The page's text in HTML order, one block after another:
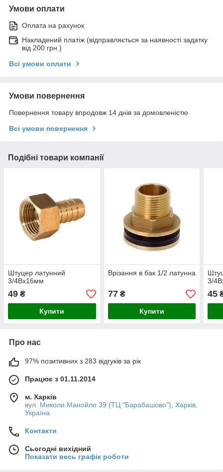
Умови оплати
Оплата на рахунок
Накладений платіж (відправляється за наявності задатку
від 200 грн.)
Всі умови оплати
Умови повернення
Повернення товару впродовж 14 днів за домовленістю
Всі умови повернення
Подібні товари компанії
Штуцер латунний
3/4Вх16мм
49 ₴
Купити
Врізання в бак 1/2 латунна
77₴
Купити
3/
45
Про нас
97% позитивних з 283 відгуків за рік
Працює з 01.11.2014
м. Харків
вул. Миколи Манойло 39 (ТЦ "Барабашово"), Харків,
Україна
Контакти
Сьогодні вихідний
Показати весь графік роботи